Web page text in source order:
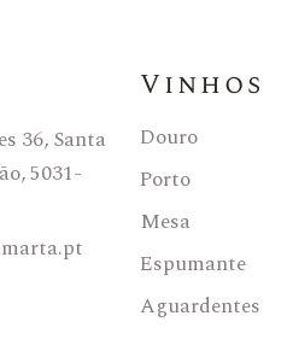
36, Santa
5031-
Vinhos
Douro
Porto
Mesa
Espumante
Aguardentes